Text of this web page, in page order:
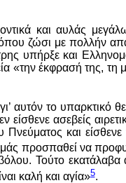
και αυλάς
ζώσι με πολλήν
υπήρξε και
«την έκφρασή της, τη
το υπαρκτικό
ασεβείς
Πνεύματος και είσθενε
προσπαθεί να
Τούτο εκατάλαβα
καλή και αγία»5.